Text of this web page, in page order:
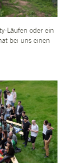
Läufen oder ein
bei uns einen